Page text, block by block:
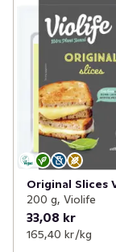
Original Slices
200 g, Violife
33,08 kr
165,40 kr /kg